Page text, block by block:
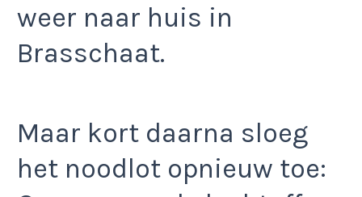
weer naar huis in
Brasschaat.
Maar kort daarna sloeg
het noodlot opnieuw toe: